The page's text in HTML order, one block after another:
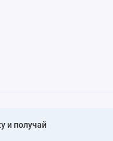
и получай